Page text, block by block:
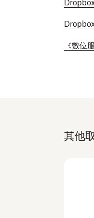
《數位
其他